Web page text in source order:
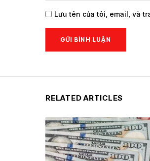
Lưu tên của tôi, email, và
RELATED ARTICLES